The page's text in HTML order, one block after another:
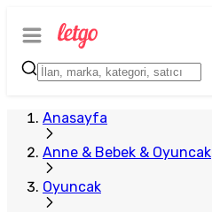
Anasayfa
Anne & Bebek & Oyuncak
Oyuncak
Plus Satıcı